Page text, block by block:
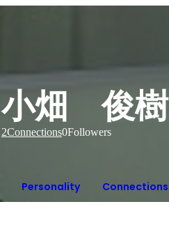
小畑 俊樹
2Connections0Followers
Personality Connections